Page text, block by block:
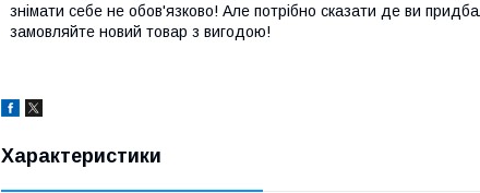
знімати себе не обов'язково! Але потрібно сказати де ви
замовляйте новий товар з вигодою!
Характеристики